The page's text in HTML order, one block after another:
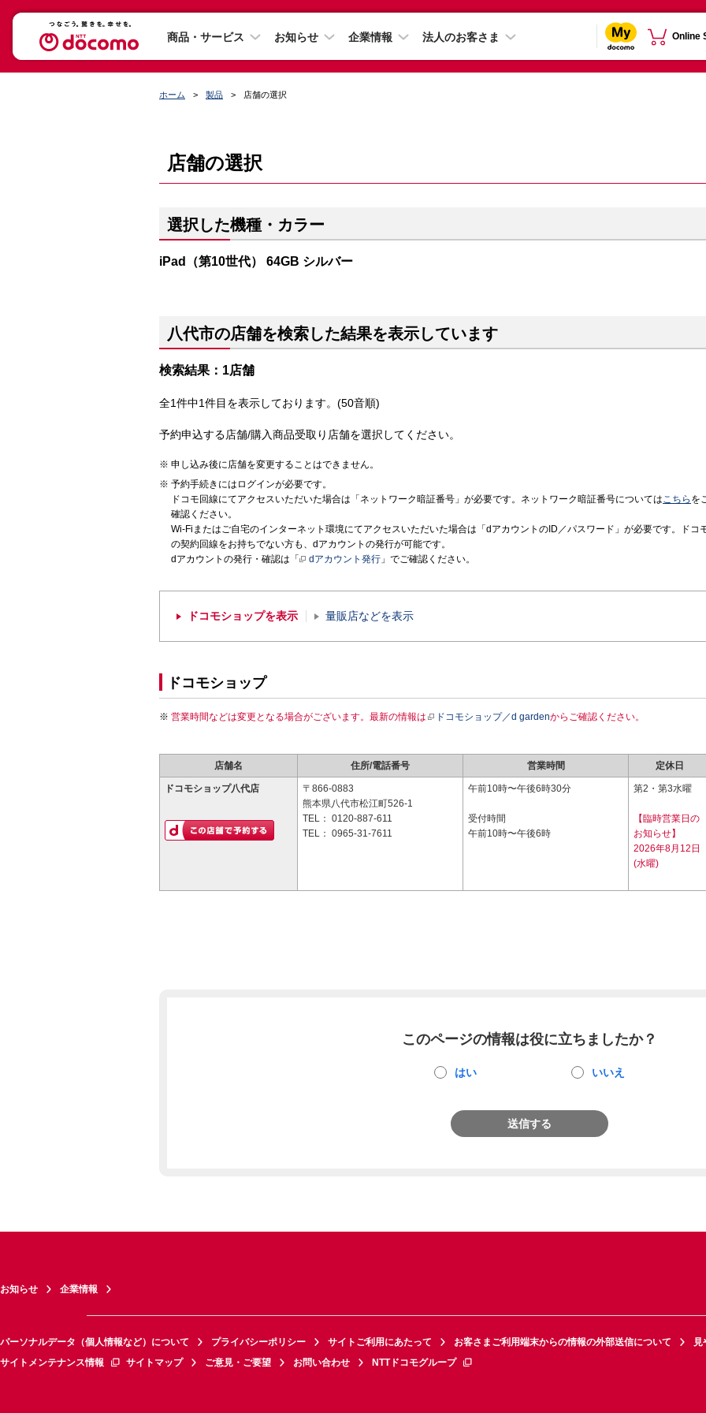
商品・サービス お知らせ 企業情報 法人のお客さま Online
ホーム 製品 店舗の選択
店舗の選択
選択した機種・カラー
iPad（第10世代） 64GB シルバー
八代市の店舗を検索した結果を表示しています
検索結果：1店舗
全1件中1件目を表示しております。(50音順)
予約申込する店舗/購入商品受取り店舗を選択してください。
申し込み後に店舗を変更することはできません。
予約手続きにはログインが必要です。
ドコモ回線にてアクセスいただいた場合は「ネットワーク暗証番号」が必要です。ネットワーク暗証番号についてはこちら を
確認ください。
Wi-Fiまたはご自宅のインターネット環境にてアクセスいただいた場合は「dアカウントのID／パスワード」が必要です。ドコ
の契約回線をお持ちでない方も、dアカウントの発行が可能です。
dアカウントの発行・確認は「
dアカウント発行 」でご確認ください。
ドコモショップを表示 量販店などを表示
ドコモショップ
営業時間などは変更となる場合がございます。最新の情報は ドコモショップ／d gardenからご確認ください。
店舗名 住所/電話番号 営業時間 定休日
ドコモショップ八代店
〒866-0883
熊本県八代市松江町526-1
TEL： 0120-887-611
TEL： 0965-31-7611
午前10時〜午後6時30分
受付時間
午前10時〜午後6時
第2・第3水曜
【臨時営業日の
お知らせ】
2026年8月12日
(水曜)
このページの情報は役に立ちましたか？
はい いいえ
送信する
お知らせ 企業情報
パーソナルデータ（個人情報など）について プライバシーポリシー サイトご利用にあたって お客さまご利用端末からの情報の外部送信について
見
サイトメンテナンス情報
サイトマップ ご意見・ご要望 お問い合わせ NTTドコモグループ